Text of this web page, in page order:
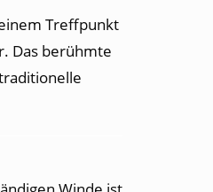
Treffpunkt
Das berühmte